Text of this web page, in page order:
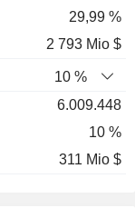
29,99 %
2 793 Mio $
10 %
6.009.448
10 %
311 Mio $